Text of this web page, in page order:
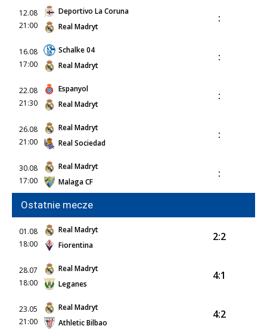
12.08
21:00
Deportivo La Coruna
Real Madryt
:
16.08
17:00
Schalke 04
Real Madryt
:
22.08
21:30
Espanyol
Real Madryt
:
26.08
21:00
Real Madryt
Real Sociedad
:
30.08
17:00
Real Madryt
Malaga CF
:
Ostatnie mecze
01.08
18:00
Real Madryt
Fiorentina
2:2
28.07
18:00
Real Madryt
Leganes
4:1
23.05
21:00
Real Madryt
Athletic Bilbao
4:2